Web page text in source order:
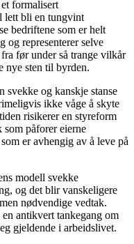
formalisert
lett bli en tungvint
bedriftene som er helt
og representerer selve
før under så trange vilkår
nye sten til byrden.
svekke og kanskje stanse
ikke våge å skyte
risikerer en styreform
påforer eierne
er avhengig av å leve på
modell svekke
og det blir vanskeligere
nødvendige vedtak.
antikvert tankegang om
gjeldende i arbeidslivet.